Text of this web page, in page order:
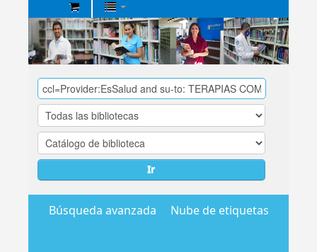
Biblioteca
Central
EsSalud
Ir
Búsqueda avanzada Nube de etiquetas